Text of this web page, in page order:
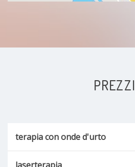
PREZZI
terapia con onde d'urto